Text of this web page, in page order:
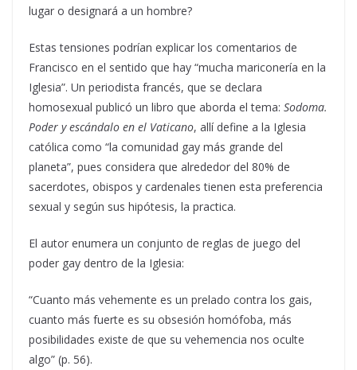
lugar o designará a un hombre?
Estas tensiones podrían explicar los comentarios de
Francisco en el sentido que hay “mucha mariconería en la
Iglesia”. Un periodista francés, que se declara
homosexual publicó un libro que aborda el tema: Sodoma.
Poder y escándalo en el Vaticano, allí define a la Iglesia
católica como “la comunidad gay más grande del
planeta”, pues considera que alrededor del 80% de
sacerdotes, obispos y cardenales tienen esta preferencia
sexual y según sus hipótesis, la practica.
El autor enumera un conjunto de reglas de juego del
poder gay dentro de la Iglesia:
“Cuanto más vehemente es un prelado contra los gais,
cuanto más fuerte es su obsesión homófoba, más
posibilidades existe de que su vehemencia nos oculte
algo” (p. 56).